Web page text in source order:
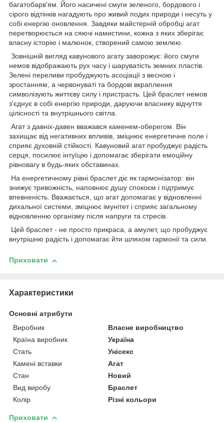
багатобарв'ям. Його насичені смуги зеленого, бордового і
сірого відтінків нагадують про живий подих природи і несуть у
собі енергію оновлення. Завдяки майстерній обробці агат
перетворюється на сяючі намистини, кожна з яких зберігає
власну історію і малюнок, створений самою землею.
Зовнішній вигляд кавунового агату заворожує: його смуги
немов відображають рух часу і шаруватість земних пластів.
Зелені переливи пробуджують асоціації з весною і
зростанням, а червонуваті та бордові вкраплення
символізують життєву силу і пристрасть. Цей браслет немов
з'єднує в собі енергію природи, даруючи власнику відчуття
цілісності та внутрішнього світла.
Агат з давніх-давен вважався каменем-оберегом. Він
захищає від негативних впливів, зміцнює енергетичне поле і
сприяє духовній стійкості. Кавуновий агат пробуджує радість
серця, посилює інтуїцію і допомагає зберігати емоційну
рівновагу в будь-яких обставинах.
На енергетичному рівні браслет діє як гармонізатор: він
знижує тривожність, наповнює душу спокоєм і підтримує
впевненість. Вважається, що агат допомагає у відновленні
дихальної системи, зміцнює імунітет і сприяє загальному
відновленню організму після напруги та стресів.
Цей браслет - не просто прикраса, а амулет, що пробуджує
внутрішню радість і допомагає йти шляхом гармонії та сили.
Приховати
Характеристики
Основні атрибути
Виробник
Власне виробництво
Країна виробник
Україна
Стать
Унісекс
Камені вставки
Агат
Стан
Новий
Вид виробу
Браслет
Колір
Різні кольори
Приховати